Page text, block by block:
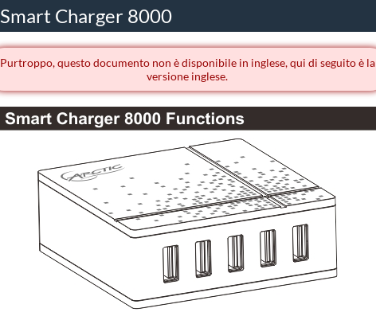
Smart Charger 8000
Purtroppo, questo documento non è disponibile in inglese, qui di seguito è la
versione inglese.